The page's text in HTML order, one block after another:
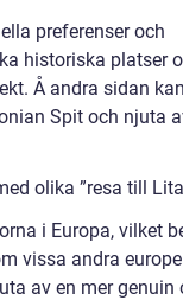
preferenser och
historiska platser
Å andra sidan
Spit och njuta
olika ”resa till
i Europa, vilket
vissa andra
av en mer genuin